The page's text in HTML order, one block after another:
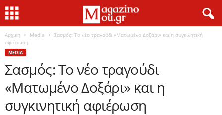
Αρχική Media
Σασμός: Το νέο τραγούδι «Ματωμένο Δοξάρι» και η συγκινητική
αφιέρωση
MEDIA
Σασμός: Το νέο τραγούδι
«Ματωμένο Δοξάρι» και η
συγκινητική αφιέρωση